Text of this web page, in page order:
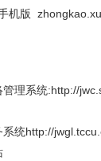
机版
理系统:http://
统http://